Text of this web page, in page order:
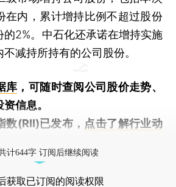
在内，累计增持比例不超过股份
的2%。中石化还承诺在增持实施
减持所持有的公司股份。
库 ，可随时查阅公司股价走势、
信息。
数(RII)已发布， 点击了解行业动
计644字 订阅后继续阅读
获取已订阅的阅读权限